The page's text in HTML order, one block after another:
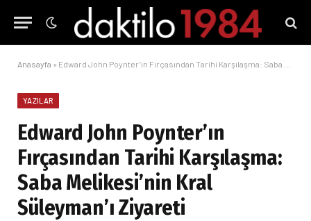
Anasayfa » Edward John Poynter’ın Fırçasından Tarihi Karşılaşma: Saba Melikesi’nin Kral Süleyman’ı Ziyareti
YAZILAR
Edward John Poynter’ın
Fırçasından Tarihi Karşılaşma:
Saba Melikesi’nin Kral
Süleyman’ı Ziyareti